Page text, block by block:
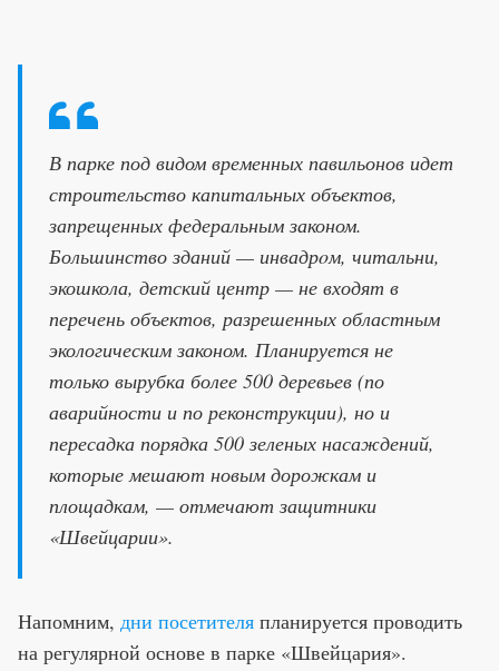
В парке под видом временных павильонов идет
строительство капитальных объектов,
запрещенных федеральным законом.
Большинство зданий — инвадрoм, читальни,
экошкола, детский центр — не входят в
перечень объектов, разрешенных областным
экологическим законом. Планируется не
только вырубка более 500 деревьев (по
аварийности и по реконструкции), но и
пересадка порядка 500 зеленых насаждений,
которые мешают новым дорожкам и
площадкам, — отмечают защитники
«Швейцарии».
Напомним, дни посетителя планируется проводить
на регулярной основе в парке «Швейцария».